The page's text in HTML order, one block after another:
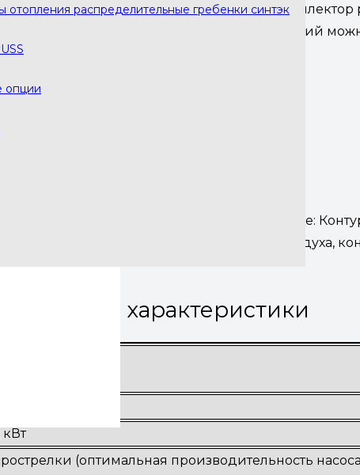
отопления распределительные гребенки синтэк
опции
распределителя и разделителя. Это
125 мм), 1 в сторону (м.о.р 160 мм). Последний
точнее 4 и 1 запасной. Самое необходимое:
контур на подогрев входящего воздуха,
характеристики
(оптимальная производительность насоса